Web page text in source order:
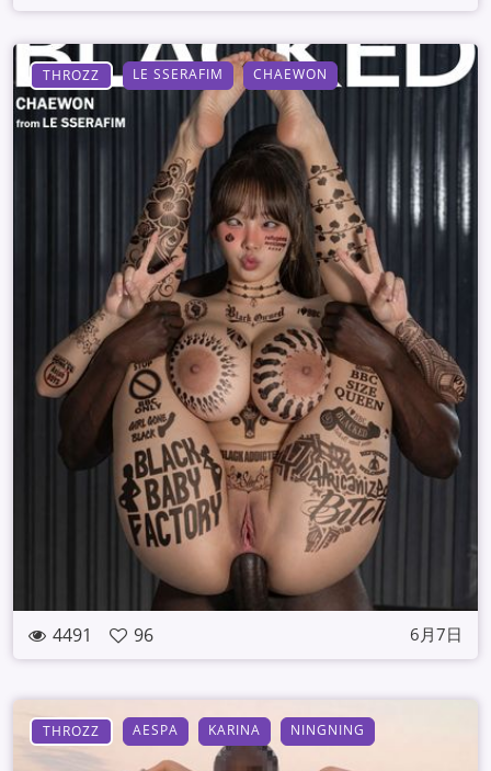
THROZZ LE SSERAFIM CHAEWON
4491 96 6月7日
THROZZ AESPA KARINA NINGNING